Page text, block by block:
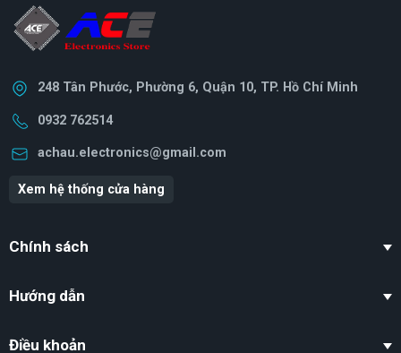
248 Tân Phước, Phường 6, Quận 10, TP. Hồ Chí Minh
0932 762514
achau.electronics@gmail.com
Xem hệ thống cửa hàng
Chính sách
Hướng dẫn
Điều khoản